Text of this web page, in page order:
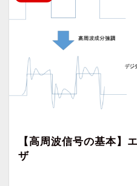
【高周波信号の基本】
ザ